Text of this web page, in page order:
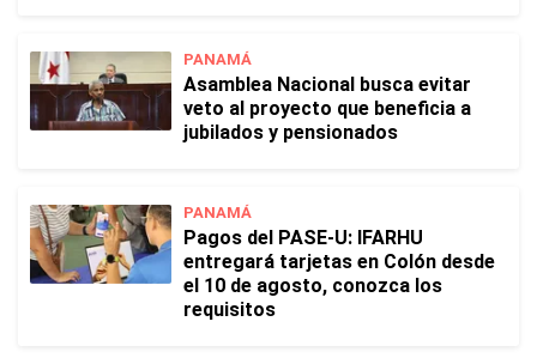
PANAMÁ
Asamblea Nacional busca evitar
veto al proyecto que beneficia a
jubilados y pensionados
PANAMÁ
Pagos del PASE-U: IFARHU
entregará tarjetas en Colón desde
el 10 de agosto, conozca los
requisitos